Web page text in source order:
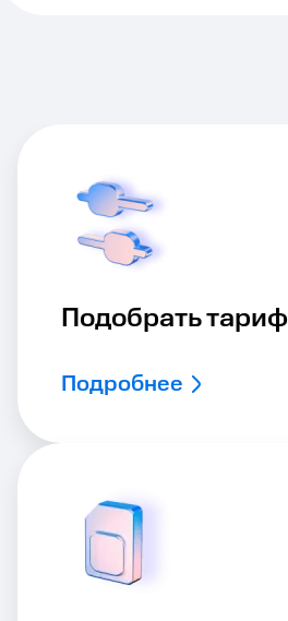
Подобрать тариф
Подробнее